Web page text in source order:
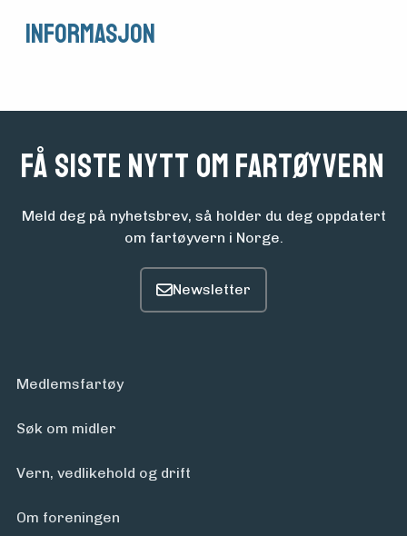
Medlemsfartøy
om
midler
Vern,
vedlikehold
Om
Aktuelt
Informasjon
Få siste nytt om fartøyvern
Meld deg på nyhetsbrev, så holder du deg oppdatert
om fartøyvern i Norge.
Medlemsfartøy
Søk om midler
Vern, vedlikehold og drift
Om foreningen